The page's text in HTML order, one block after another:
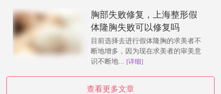
胸部失败修复，上海整形假
体隆胸失败可以修复吗
目前选择去进行假体隆胸的求美者不
断地增多，因为现在求美者的审美意
识不断地... [详细]
查看更多文章